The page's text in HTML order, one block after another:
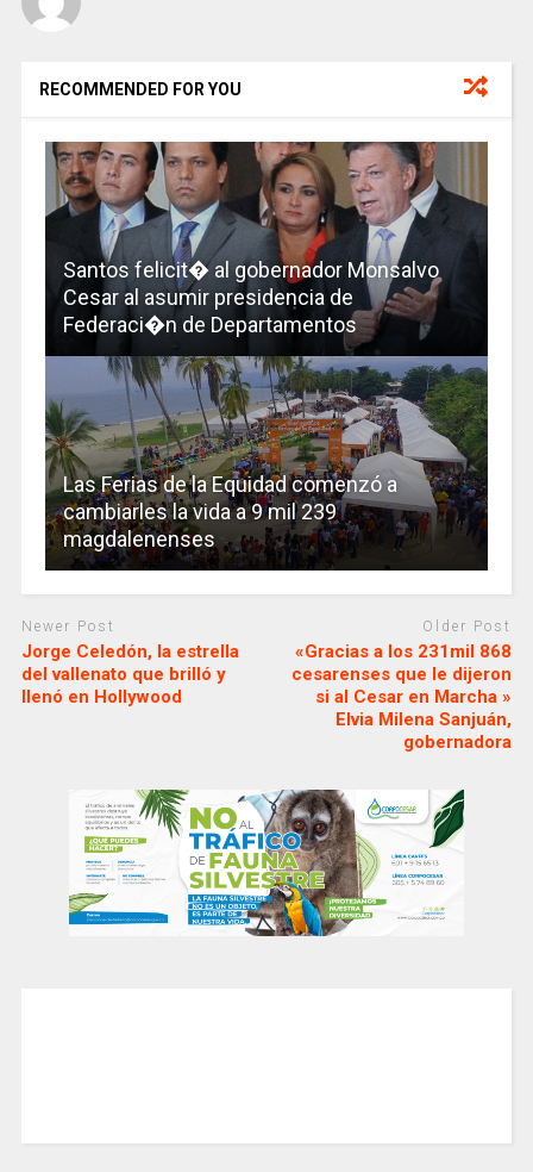
RECOMMENDED FOR YOU
Santos felicit� al gobernador Monsalvo
Cesar al asumir presidencia de
Federaci�n de Departamentos
Las Ferias de la Equidad comenzó a
cambiarles la vida a 9 mil 239
magdalenenses
Newer Post
Jorge Celedón, la estrella
del vallenato que brilló y
llenó en Hollywood
Older Post
«Gracias a los 231mil 868
cesarenses que le dijeron
si al Cesar en Marcha »
Elvia Milena Sanjuán,
gobernadora